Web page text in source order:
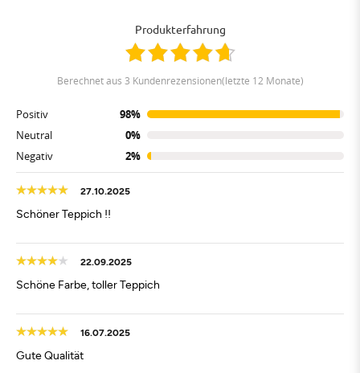
Produkterfahrung
berechnet aus 3 Kundenrezensionen(letzte 12 Monate)
Positiv
98%
Neutral
0%
Negativ
2%
27.10.2025
Schöner Teppich !!
22.09.2025
Schöne Farbe, toller Teppich
16.07.2025
Gute Qualität